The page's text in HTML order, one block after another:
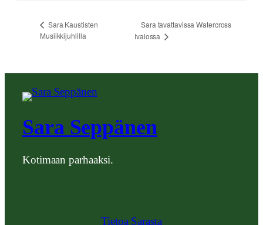
Sara Kaustisten
Musiikkijuhlilla
Sara tavattavissa Watercross
Ivalossa
Sara Seppänen
Kotimaan parhaaksi.
Tietoa Sarasta